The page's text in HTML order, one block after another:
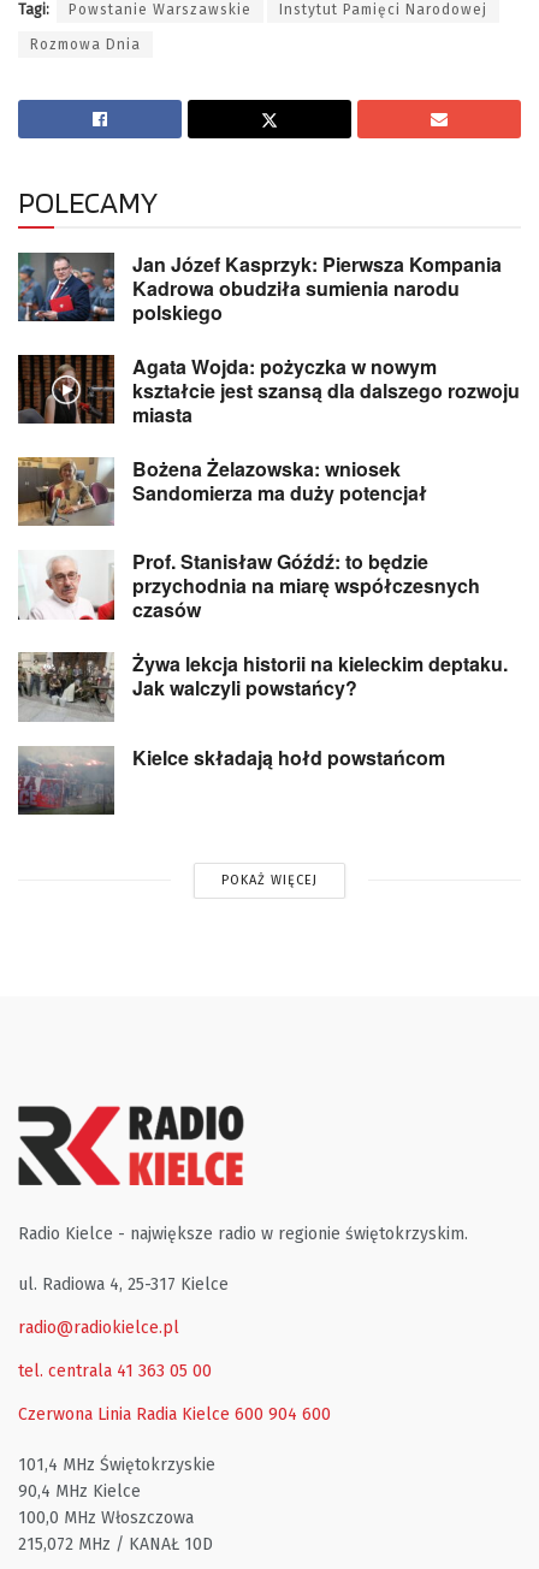
Tagi: Powstanie Warszawskie Instytut Pamięci Narodowej
Rozmowa Dnia
POLECAMY
Jan Józef Kasprzyk: Pierwsza Kompania
Kadrowa obudziła sumienia narodu
polskiego
Agata Wojda: pożyczka w nowym
kształcie jest szansą dla dalszego rozwoju
miasta
Bożena Żelazowska: wniosek
Sandomierza ma duży potencjał
Prof. Stanisław Góźdź: to będzie
przychodnia na miarę współczesnych
czasów
Żywa lekcja historii na kieleckim deptaku.
Jak walczyli powstańcy?
Kielce składają hołd powstańcom
POKAŻ WIĘCEJ
Radio Kielce - największe radio w regionie świętokrzyskim.
ul. Radiowa 4, 25-317 Kielce
radio@radiokielce.pl
tel. centrala 41 363 05 00
Czerwona Linia Radia Kielce 600 904 600
101,4 MHz Świętokrzyskie
90,4 MHz Kielce
100,0 MHz Włoszczowa
215,072 MHz / KANAŁ 10D